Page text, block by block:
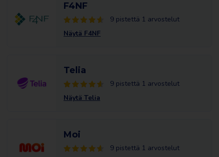
F4NF
9 pistettä 1 arvostelut
Näytä F4NF
Telia
9 pistettä 1 arvostelut
Näytä Telia
Moi
9 pistettä 1 arvostelut